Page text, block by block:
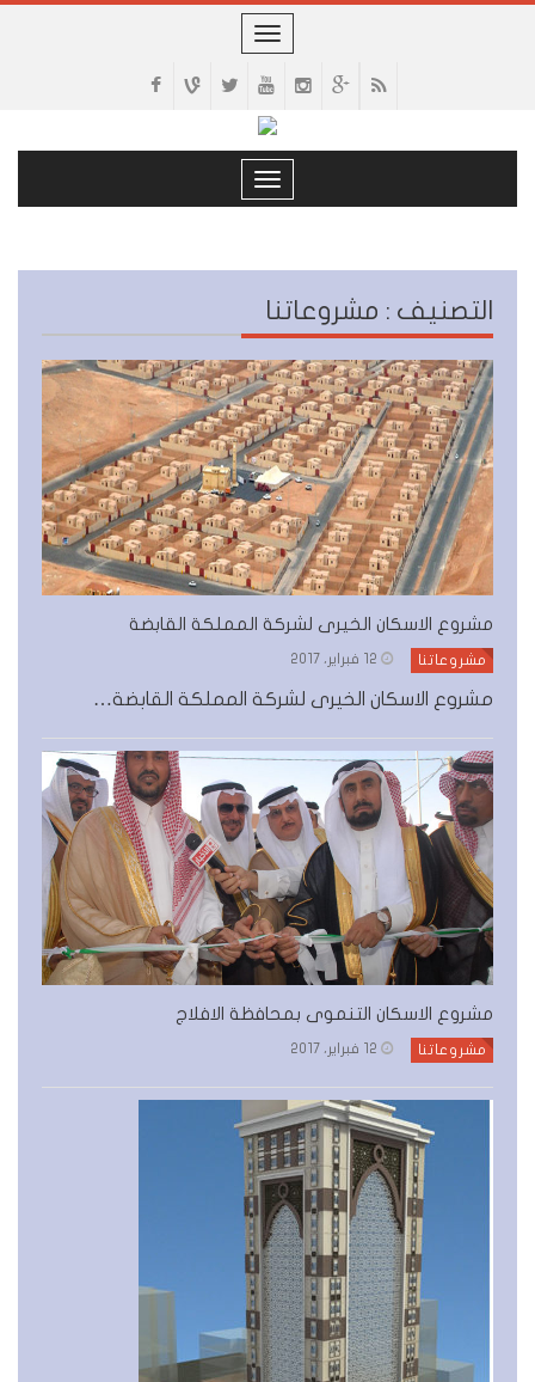
Toggle
Toggle
navigation
التصنيف : مشروعاتنا
مشروع الاسكان الخيرى لشركة المملكة القابضة
مشروعاتنا 12 فبراير، 2017
مشروع الاسكان الخيرى لشركة المملكة القابضة…
مشروع الاسكان التنموى بمحافظة الافلاج
مشروعاتنا 12 فبراير، 2017